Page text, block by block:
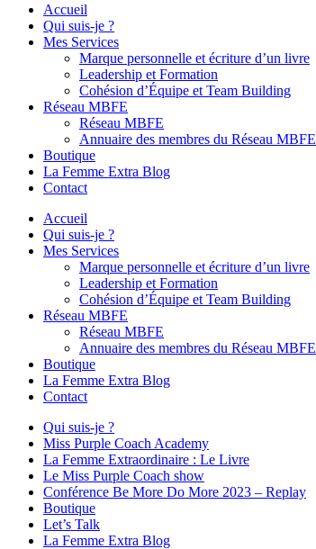
Accueil
Qui suis-je ?
Mes Services
Marque personnelle et écriture d’un livre
Leadership et Formation
Cohésion d’Équipe et Team Building
Réseau MBFE
Réseau MBFE
Annuaire des membres du Réseau MBFE
Boutique
La Femme Extra Blog
Contact
Accueil
Qui suis-je ?
Mes Services
Marque personnelle et écriture d’un livre
Leadership et Formation
Cohésion d’Équipe et Team Building
Réseau MBFE
Réseau MBFE
Annuaire des membres du Réseau MBFE
Boutique
La Femme Extra Blog
Contact
Qui suis-je ?
Miss Purple Coach Academy
La Femme Extraordinaire : Le Livre
Le Miss Purple Coach show
Conférence Be More Do More 2023 – Replay
Boutique
Let’s Talk
La Femme Extra Blog